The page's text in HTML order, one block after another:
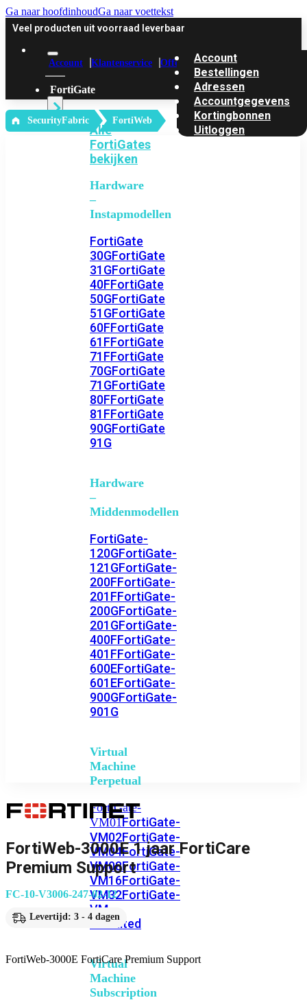
Ga naar hoofdinhoudGa naar voettekst
Veel producten uit voorraad leverbaar
Account Klantenservice Offerte
FortiGate
Alle
FortiGates
bekijken
Hardware
–
Instapmodellen
FortiGate
30GFortiGate
31GFortiGate
40FFortiGate
50GFortiGate
51GFortiGate
60FFortiGate
61FFortiGate
71FFortiGate
70GFortiGate
71GFortiGate
80FFortiGate
81FFortiGate
90GFortiGate
91G
Hardware
–
Middenmodellen
FortiGate-
120GFortiGate-
121GFortiGate-
200FFortiGate-
201FFortiGate-
200GFortiGate-
201GFortiGate-
400FFortiGate-
401FFortiGate-
600EFortiGate-
601EFortiGate-
900GFortiGate-
901G
Virtual
Machine
Perpetual
FortiGate-
VM01FortiGate-
VM02FortiGate-
VM04FortiGate-
VM08FortiGate-
VM16FortiGate-
VM32FortiGate-
VM
Unlimited
Virtual
Machine
Subscription
Account
Bestellingen
Adressen
Accountgegevens
Kortingbonnen
Uitloggen
‎ SecurityFabric FortiWeb
FortiWeb-3000E 1 jaar FortiCare
Premium Support
FC-10-V3006-247-02-12
Levertijd: 3 - 4 dagen
FortiWeb-3000E FortiCare Premium Support